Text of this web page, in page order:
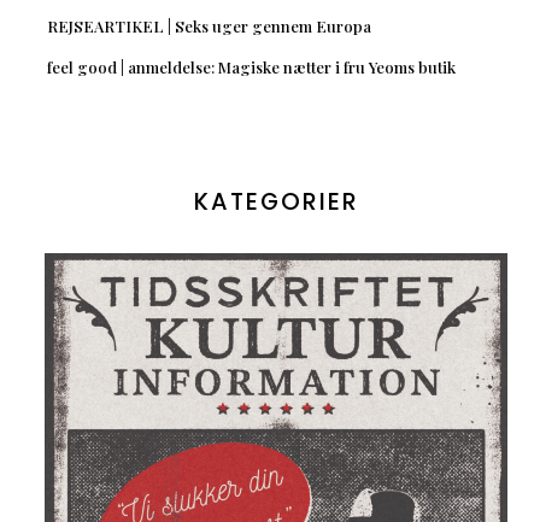
REJSEARTIKEL | Seks uger gennem Europa
feel good | anmeldelse: Magiske nætter i fru Yeoms butik
KATEGORIER